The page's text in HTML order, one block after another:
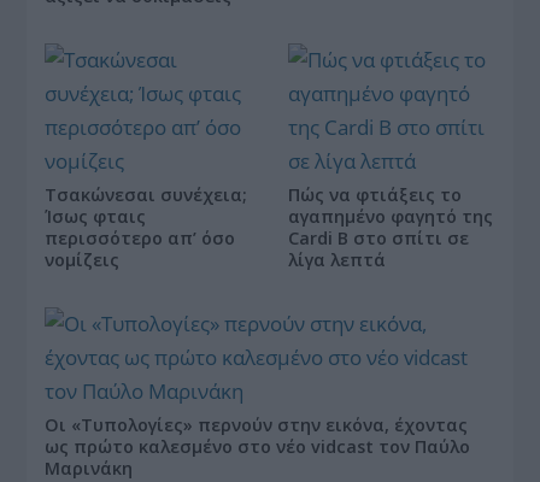
Τσακώνεσαι συνέχεια;
Ίσως φταις
περισσότερο απ’ όσο
νομίζεις
Πώς να φτιάξεις το
αγαπημένο φαγητό της
Cardi B στο σπίτι σε
λίγα λεπτά
Οι «Τυπολογίες» περνούν στην εικόνα, έχοντας
ως πρώτο καλεσμένο στο νέο vidcast τον Παύλο
Μαρινάκη